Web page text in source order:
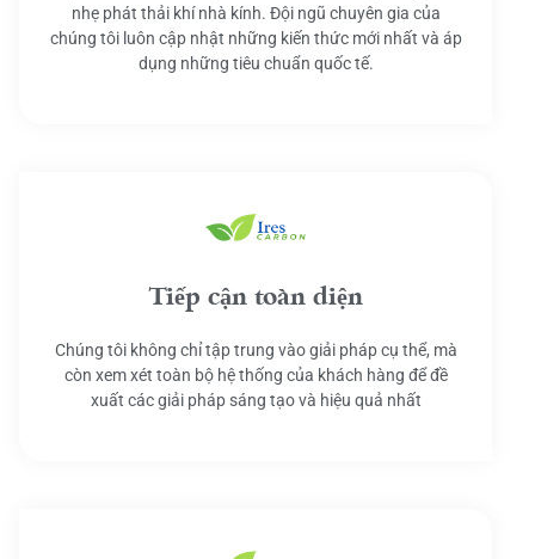
nhẹ phát thải khí nhà kính. Đội ngũ chuyên gia của
chúng tôi luôn cập nhật những kiến thức mới nhất và áp
dụng những tiêu chuẩn quốc tế.
Tiếp cận toàn diện
Chúng tôi không chỉ tập trung vào giải pháp cụ thể, mà
còn xem xét toàn bộ hệ thống của khách hàng để đề
xuất các giải pháp sáng tạo và hiệu quả nhất